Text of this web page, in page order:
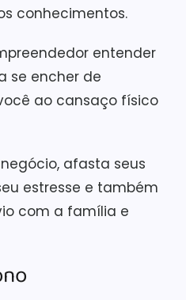
conhecimentos.
entender
se encher de
ao cansaço físico
afasta seus
estresse e também
com a família e